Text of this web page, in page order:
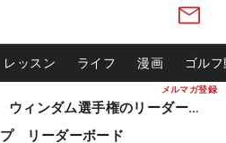
メルマガ登録
レッスン ライフ 漫画 ゴル
松山英樹ら出場 ウィンダム選手権のリーダーボード
リーダーボード